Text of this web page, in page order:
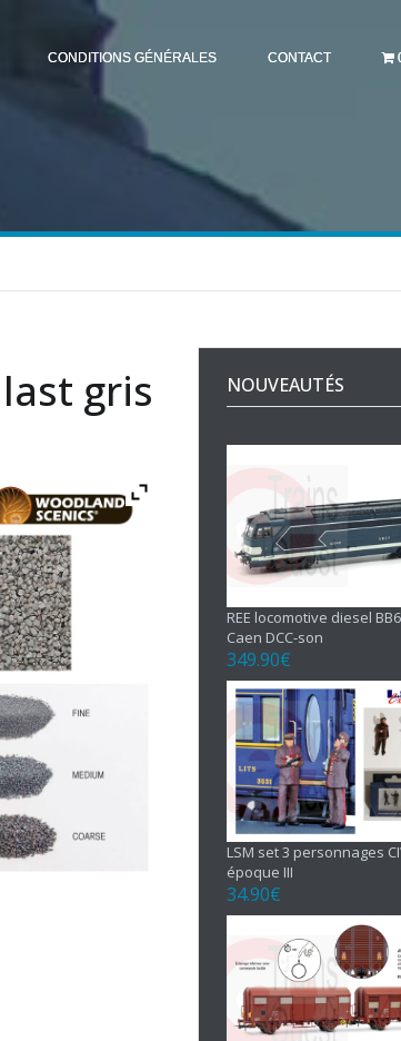
CONDITIONS GÉNÉRALES CONTACT
gris NOUVEAUTÉS
REE locomotive diesel
Caen DCC-son
349.90€
LSM set 3 personnages
époque III
34.90€